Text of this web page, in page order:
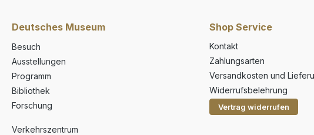
Deutsches Museum
Besuch
Ausstellungen
Programm
Bibliothek
Forschung
Verkehrszentrum
Shop Service
Kontakt
Zahlungsarten
Versandkosten und
Widerrufsbelehrung
Vertrag widerrufen